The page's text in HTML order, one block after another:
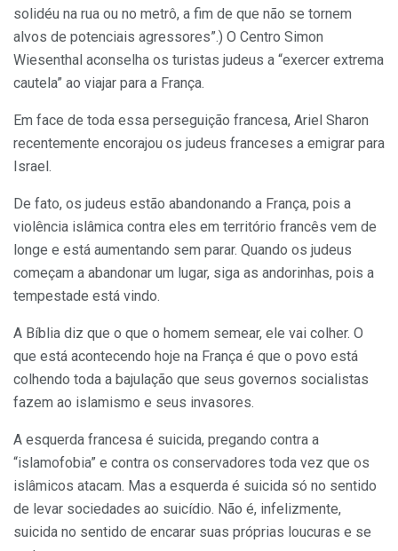
solidéu na rua ou no metrô, a fim de que não se tornem
alvos de potenciais agressores”.) O Centro Simon
Wiesenthal aconselha os turistas judeus a “exercer extrema
cautela” ao viajar para a França.
Em face de toda essa perseguição francesa, Ariel Sharon
recentemente encorajou os judeus franceses a emigrar para
Israel.
De fato, os judeus estão abandonando a França, pois a
violência islâmica contra eles em território francês vem de
longe e está aumentando sem parar. Quando os judeus
começam a abandonar um lugar, siga as andorinhas, pois a
tempestade está vindo.
A Bíblia diz que o que o homem semear, ele vai colher. O
que está acontecendo hoje na França é que o povo está
colhendo toda a bajulação que seus governos socialistas
fazem ao islamismo e seus invasores.
A esquerda francesa é suicida, pregando contra a
“islamofobia” e contra os conservadores toda vez que os
islâmicos atacam. Mas a esquerda é suicida só no sentido
de levar sociedades ao suicídio. Não é, infelizmente,
suicida no sentido de encarar suas próprias loucuras e se